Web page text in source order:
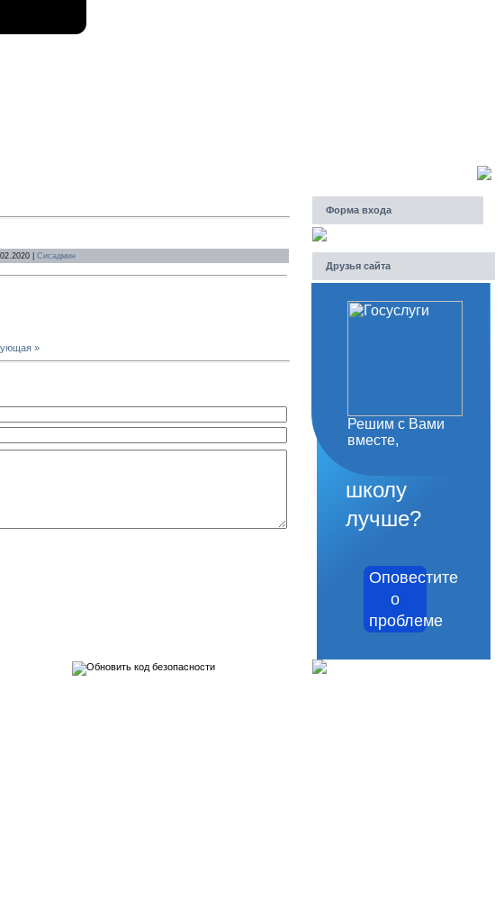
| Сисадмин
»
Форма входа
Друзья сайта
Решим с Вами
вместе,
как
школу
лучше?
Оповестите
о
проблеме